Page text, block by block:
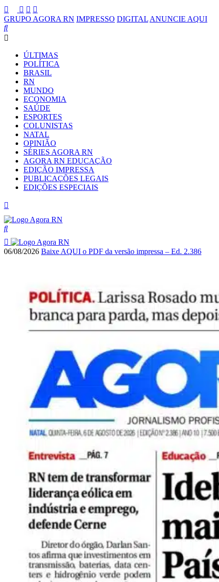
GRUPO AGORA RN IMPRESSO DIGITAL ANUNCIE AQUI
ÚLTIMAS
POLÍTICA
BRASIL
RN
MUNDO
ECONOMIA
SAÚDE
ESPORTES
COLUNISTAS
NATAL
OPINIÃO
SÉRIES AGORA RN
AGORA RN EDUCAÇÃO
EDIÇÃO IMPRESSA
PUBLICAÇÕES LEGAIS
EDIÇÕES ESPECIAIS
06/08/2026 Baixe AQUI o PDF da versão impressa – Ed. 2.386